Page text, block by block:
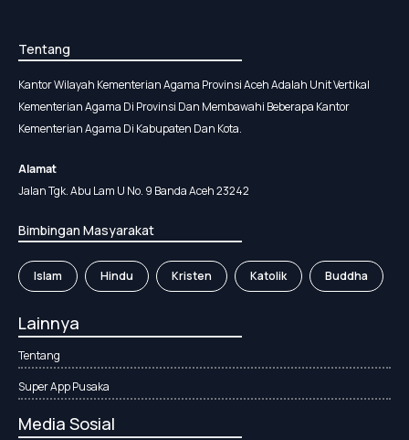
Tentang
Kantor Wilayah Kementerian Agama Provinsi Aceh Adalah Unit Vertikal
Kementerian Agama Di Provinsi Dan Membawahi Beberapa Kantor
Kementerian Agama Di Kabupaten Dan Kota.
Alamat
Jalan Tgk. Abu Lam U No. 9 Banda Aceh 23242
Bimbingan Masyarakat
Islam Hindu Kristen Katolik Buddha
Lainnya
Tentang
Super App Pusaka
Media Sosial